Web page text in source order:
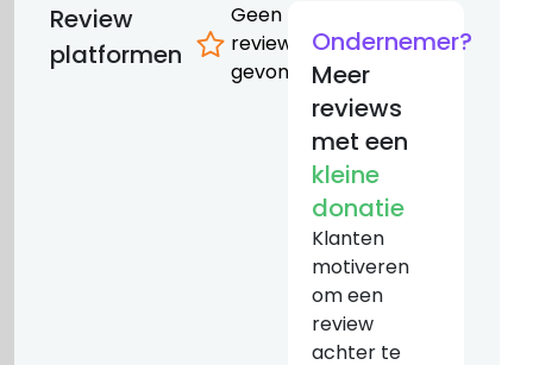
Review
platformen
Geen
reviews
gevonden
Ondernemer?
Meer
reviews
met een
kleine
donatie
Klanten
motiveren
om een
review
achter te